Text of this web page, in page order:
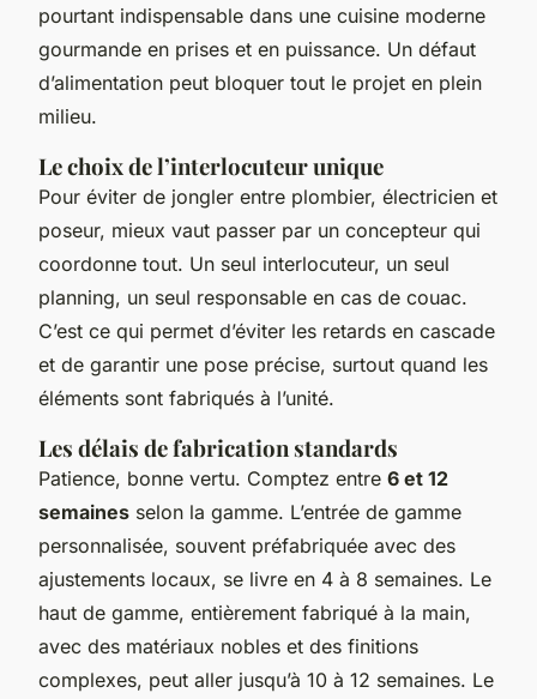
pourtant indispensable dans une cuisine moderne
gourmande en prises et en puissance. Un défaut
d’alimentation peut bloquer tout le projet en plein
milieu.
Le choix de l’interlocuteur unique
Pour éviter de jongler entre plombier, électricien et
poseur, mieux vaut passer par un concepteur qui
coordonne tout. Un seul interlocuteur, un seul
planning, un seul responsable en cas de couac.
C’est ce qui permet d’éviter les retards en cascade
et de garantir une pose précise, surtout quand les
éléments sont fabriqués à l’unité.
Les délais de fabrication standards
Patience, bonne vertu. Comptez entre 6 et 12
semaines selon la gamme. L’entrée de gamme
personnalisée, souvent préfabriquée avec des
ajustements locaux, se livre en 4 à 8 semaines. Le
haut de gamme, entièrement fabriqué à la main,
avec des matériaux nobles et des finitions
complexes, peut aller jusqu’à 10 à 12 semaines. Le